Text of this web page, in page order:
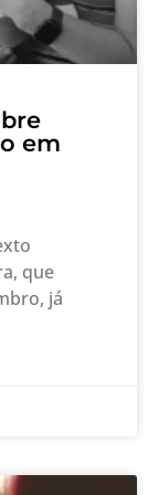
em
que
já